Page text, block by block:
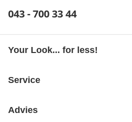
Telefoonnummer:
043 - 700 33 44
Your Look... for less!
Service
Advies